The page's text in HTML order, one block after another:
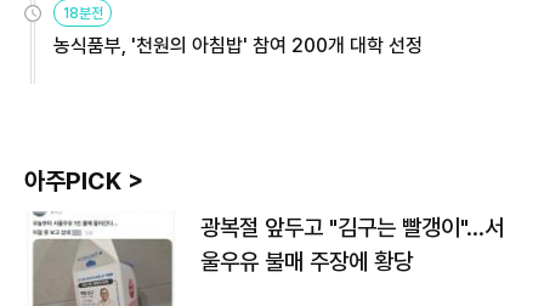
18분전
농식품부, '천원의 아침밥' 참여 200개 대학 선정
아주PICK >
광복절 앞두고 "김구는 빨갱이"…서
울우유 불매 주장에 황당